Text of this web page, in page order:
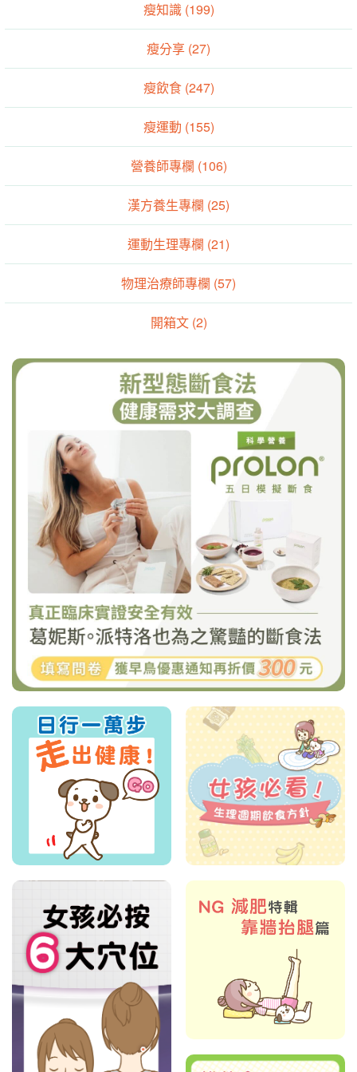
瘦知識 (199)
瘦分享 (27)
瘦飲食 (247)
瘦運動 (155)
營養師專欄 (106)
漢方養生專欄 (25)
運動生理專欄 (21)
物理治療師專欄 (57)
開箱文 (2)